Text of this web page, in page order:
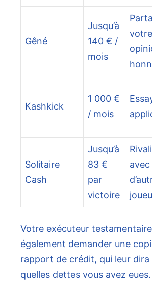
Gêné
Jusqu’à
140 € /
mois
votre
Kashkick
1 000 €
/ mois
Solitaire
Cash
Jusqu’à
83 €
par
victoire
avec
Votre exécuteur
également demander une
rapport de crédit, qui leur
quelles dettes vous avez eues.